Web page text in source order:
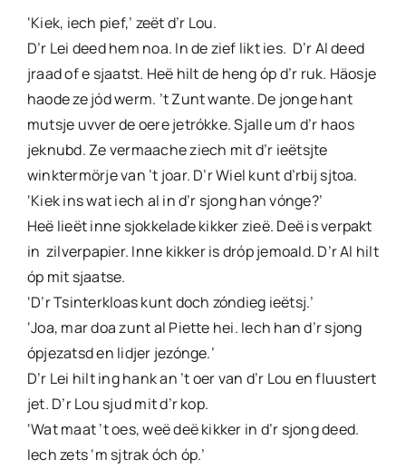
‘Kiek, iech pief,’ zeët d’r Lou.
D’r Lei deed hem noa. In de zief likt ies. D’r Al deed
jraad of e sjaatst. Heë hilt de heng óp d’r ruk. Häosje
haode ze jód werm. ’t Zunt wante. De jonge hant
mutsje uvver de oere jetrókke. Sjalle um d’r haos
jeknubd. Ze vermaache ziech mit d’r ieëtsjte
winktermörje van ’t joar. D’r Wiel kunt d’rbij sjtoa.
‘Kiek ins wat iech al in d’r sjong han vónge?’
Heë lieët inne sjokkelade kikker zieë. Deë is verpakt
in zilverpapier. Inne kikker is dróp jemoald. D’r Al hilt
óp mit sjaatse.
‘D’r Tsinterkloas kunt doch zóndieg ieëtsj.’
‘Joa, mar doa zunt al Piette hei. Iech han d’r sjong
ópjezatsd en lidjer jezónge.’
D’r Lei hilt ing hank an ’t oer van d’r Lou en fluustert
jet. D’r Lou sjud mit d’r kop.
‘Wat maat ’t oes, weë deë kikker in d’r sjong deed.
Iech zets ‘m sjtrak óch óp.’